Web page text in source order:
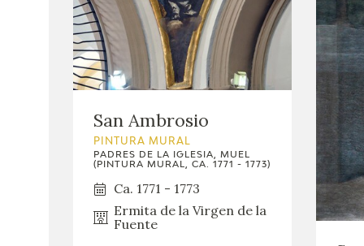
San Ambrosio
PINTURA MURAL
PADRES DE LA IGLESIA, MUEL
(PINTURA MURAL, CA. 1771 - 1773)
Ca. 1771 - 1773
Ermita de la Virgen de la
Fuente